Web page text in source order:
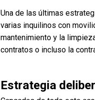
Una de las últimas
varias inquilinos con
mantenimiento y la
contratos o incluso la
Estrategia